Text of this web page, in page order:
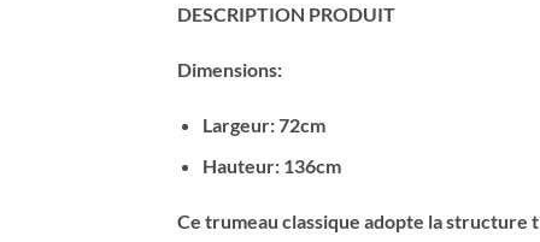
DESCRIPTION PRODUIT
Dimensions:
Largeur: 72cm
Hauteur: 136cm
Ce trumeau classique adopte la structure